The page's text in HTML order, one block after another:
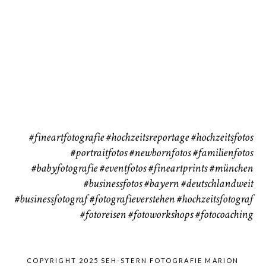
#fineartfotografie #hochzeitsreportage #hochzeitsfotos
#portraitfotos #newbornfotos #familienfotos
#babyfotografie #eventfotos #fineartprints#münchen
#businessfotos#bayern #deutschlandweit
#businessfotograf#fotografieverstehen #hochzeitsfotograf
#fotoreisen #fotoworkshops #fotocoaching
COPYRIGHT 2025 SEH-STERN FOTOGRAFIE MARION